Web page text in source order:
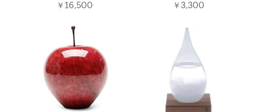
￥16,500
￥3,300